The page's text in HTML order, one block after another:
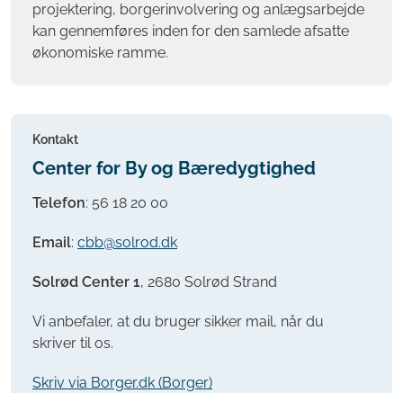
projektering, borgerinvolvering og anlægsarbejde
kan gennemføres inden for den samlede afsatte
økonomiske ramme.
Kontakt
Center for By og Bæredygtighed
Telefon: 56 18 20 00
Email: cbb@solrod.dk
Solrød Center 1, 2680 Solrød Strand
Vi anbefaler, at du bruger sikker mail, når du
skriver til os.
Skriv via Borger.dk (Borger)